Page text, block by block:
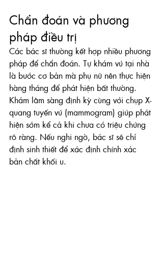
Chẩn đoán và phương
pháp điều trị
Các bác sĩ thường kết hợp nhiều phương
pháp để chẩn đoán. Tự khám vú tại nhà
là bước cơ bản mà phụ nữ nên thực hiện
hàng tháng để phát hiện bất thường.
Khám lâm sàng định kỳ cùng với chụp X-
quang tuyến vú (mammogram) giúp phát
hiện sớm kể cả khi chưa có triệu chứng
rõ ràng. Nếu nghi ngờ, bác sĩ sẽ chỉ
định sinh thiết để xác định chính xác
bản chất khối u.